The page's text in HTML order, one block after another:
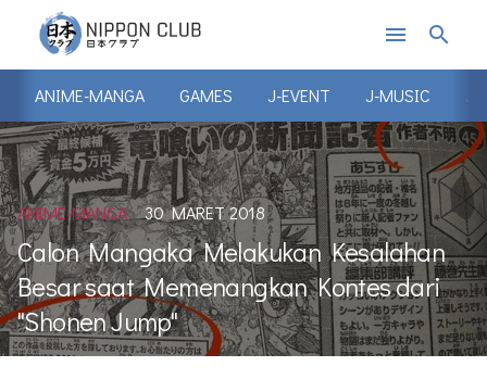
menu search
ANIME-MANGA GAMES J-EVENT J-MUSIC J-
ANIME-MANGA 30 MARET 2018
Calon Mangaka Melakukan Kesalahan
Besar saat Memenangkan Kontes dari
"Shonen Jump"